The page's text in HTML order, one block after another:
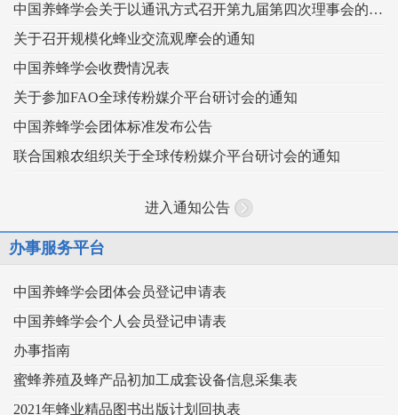
中国养蜂学会关于以通讯方式召开第九届第四次理事会的通知
关于召开规模化蜂业交流观摩会的通知
中国养蜂学会收费情况表
关于参加FAO全球传粉媒介平台研讨会的通知
中国养蜂学会团体标准发布公告
联合国粮农组织关于全球传粉媒介平台研讨会的通知
进入通知公告
办事服务平台
中国养蜂学会团体会员登记申请表
中国养蜂学会个人会员登记申请表
办事指南
蜜蜂养殖及蜂产品初加工成套设备信息采集表
2021年蜂业精品图书出版计划回执表